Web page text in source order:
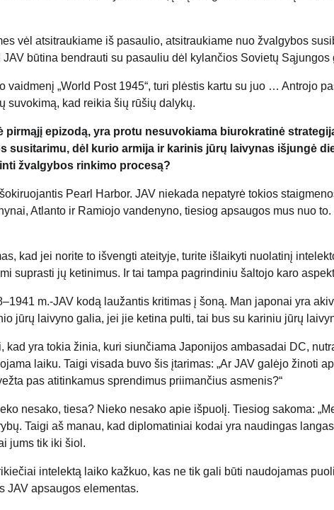
vėl atsitraukiame iš pasaulio, atsitraukiame nuo žvalgybos
būtina bendrauti su pasauliu dėl kylančios Sovietų Sąjungos
vaidmenį „World Post 1945“, turi plėstis kartu su juo … Antrojo
suvokimą, kad reikia šių rūšių dalykų.
pirmąjį epizodą, yra protu nesuvokiama biurokratinė
susitarimu, dėl kurio armija ir karinis jūrų laivynas išjungė
žvalgybos rinkimo procesą?
Pearl Harbor. JAV niekada nepatyrė tokios
Atlanto ir Ramiojo vandenyno, tiesiog apsaugos mus nuo to.
kad jei norite to išvengti ateityje, turite išlaikyti nuolatinį
suprasti jų ketinimus. Ir tai tampa pagrindiniu šaltojo karo
m.-JAV kodą laužantis kritimas į šoną. Man japonai yra
jūrų laivyno galia, jei jie ketina pulti, tai bus su kariniu jūrų
kad yra tokia žinia, kuri siunčiama Japonijos ambasadai DC,
laiku. Taigi visada buvo šis įtarimas: „Ar JAV galėjo žinoti
pas atitinkamus sprendimus priimančius asmenis?“
nesako, tiesa? Nieko nesako apie išpuolį. Tiesiog sakoma:
Taigi aš manau, kad diplomatiniai kodai yra naudingas
jums tik iki šiol.
intelektą laiko kažkuo, kas ne tik gali būti naudojamas
JAV apsaugos elementas.